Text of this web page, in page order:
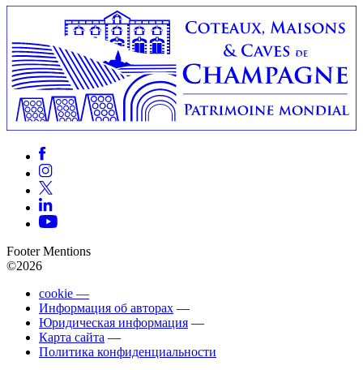
Footer Mentions
©2026
cookie —
Информация об авторах —
Юридическая информация —
Карта сайта —
Политика конфиденциальности